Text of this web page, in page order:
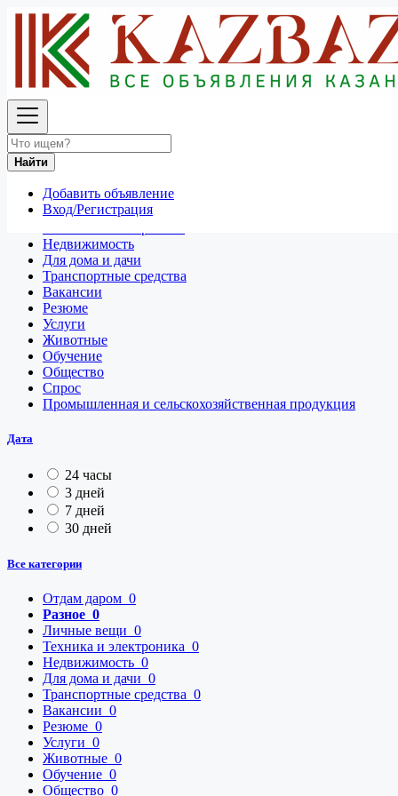
Найти
Добавить объявление
Вход/Регистрация
Разное
Все объявления в 50 км around Екатеринбург
Разное
Личные вещи
Недвижимость
Для дома и дачи
Транспортные средства
Вакансии
Резюме
Услуги
Животные
Обучение
Общество
Спрос
Промышленная и сельскохозяйственная продукция
Дата
24 часы
3 дней
7 дней
30 дней
Все категории
Отдам даром 0
Разное 0
Личные вещи 0
Техника и электроника 0
Недвижимость 0
Для дома и дачи 0
Транспортные средства 0
Вакансии 0
Резюме 0
Услуги 0
Животные 0
Обучение 0
Общество 0